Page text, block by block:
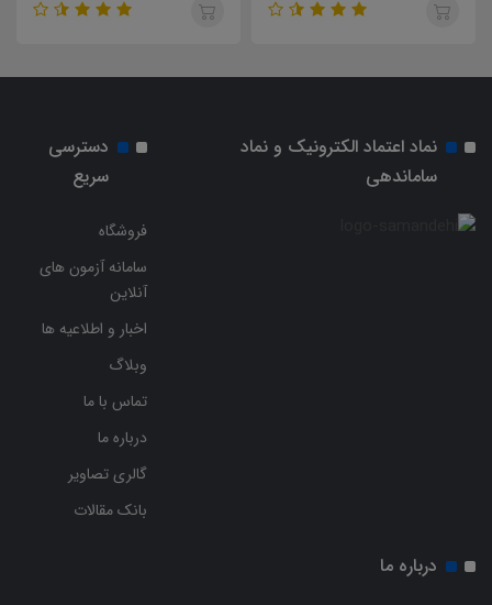
نماد اعتماد الکترونیک و نماد
ساماندهی
دسترسی
سریع
فروشگاه
سامانه آزمون های
آنلاین
اخبار و اطلاعیه ها
وبلاگ
تماس با ما
درباره ما
گالری تصاویر
بانک مقالات
درباره ما